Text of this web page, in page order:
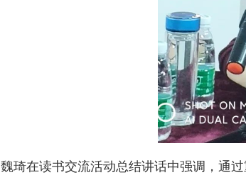
魏琦在读书交流活动总结讲话中强调，通